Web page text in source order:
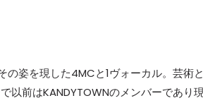
姿を現した4MCと1ヴォーカル。芸術と
以前はKANDYTOWNのメンバーであり